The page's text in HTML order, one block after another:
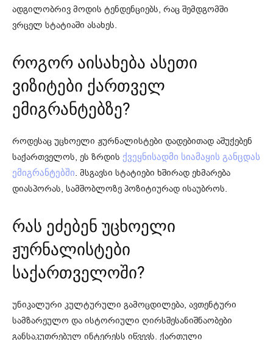
ადგილობრივ მოდის ტენდენციებს, რაც შემდგომში
ვრცელ სტატიაში ასახეს.
როგორ აისახება ასეთი
ვიზიტები ქართველ
ემიგრანტებზე?
როდესაც უცხოელი ჟურნალისტები დადებითად აშუქებენ
საქართველოს, ეს ზრდის ქვეყნისადმი სიამაყის განცდას
ემიგრანტებში. მსგავსი სტატიები ხშირად ეხმარება
დიასპორას, სამშობლოზე პოზიტიურად ისაუბროს.
რას ეძებენ უცხოელი
ჟურნალისტები
საქართველოში?
უნიკალური კულტურული გამოცდილება, ავთენტური
სამზარეულო და ისტორიული ღირსშესანიშნაობები
განსაკუთრებულ ინტერესს იწვევს. ქართული